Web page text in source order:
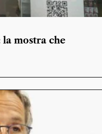
mostra che